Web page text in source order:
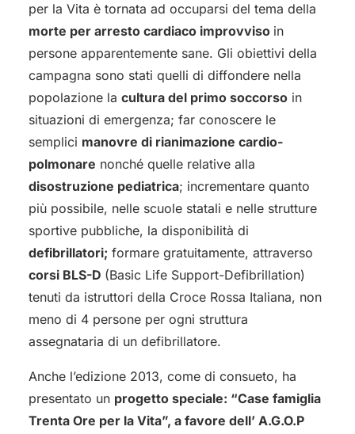
per la Vita è tornata ad occuparsi del tema della
morte per arresto cardiaco improvviso in
persone apparentemente sane. Gli obiettivi della
campagna sono stati quelli di diffondere nella
popolazione la cultura del primo soccorsoin
situazioni di emergenza; far conoscere le
semplici manovre di rianimazione cardio-
polmonare nonché quelle relative alla
disostruzione pediatrica; incrementare quanto
più possibile, nelle scuole statali e nelle strutture
sportive pubbliche, la disponibilità di
defibrillatori; formare gratuitamente, attraverso
corsi BLS-D (Basic Life Support-Defibrillation)
tenuti da istruttori della Croce Rossa Italiana, non
meno di 4 persone per ogni struttura
assegnataria di un defibrillatore.
Anche l’edizione 2013, come di consueto, ha
presentato un progetto speciale: “Case famiglia
Trenta Ore per la Vita”, a favore dell’ A.G.O.P